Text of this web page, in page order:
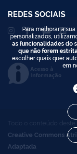
REDES SOCIAIS
Acesso à
Informação
Todo o conteúdo
Creative Commons
Adaptada
Para melhorar a
personalizados,
as funcionalidades do
que não forem
escolher quais quer
em